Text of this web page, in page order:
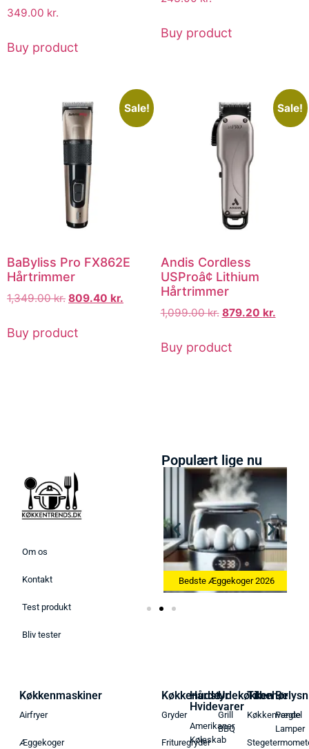
349.00 kr.
Buy product
Buy product
Sale!
BaByliss Pro FX862E
Hårtrimmer
1,349.00kr. 809.40 kr.
Buy product
Sale!
Andis Cordless
USProâ¢ Lithium
Hårtrimmer
1,099.00kr. 879.20 kr.
Buy product
Om os
Kontakt
Test produkt
Bliv tester
Populært lige nu
Bedste Køkkenvægte 2026 Bedste Æggekoger 2026
Køkkenmaskiner
Airfryer
Æggekoger
Køkkenudstyr
Gryder
Frituregryder
Hårde
Hvidevarer
Amerikaner
Køleskab
Udekøkken
Grill
BBQ
Tilbehør
Køkkenvægte
Pendel
Lamper